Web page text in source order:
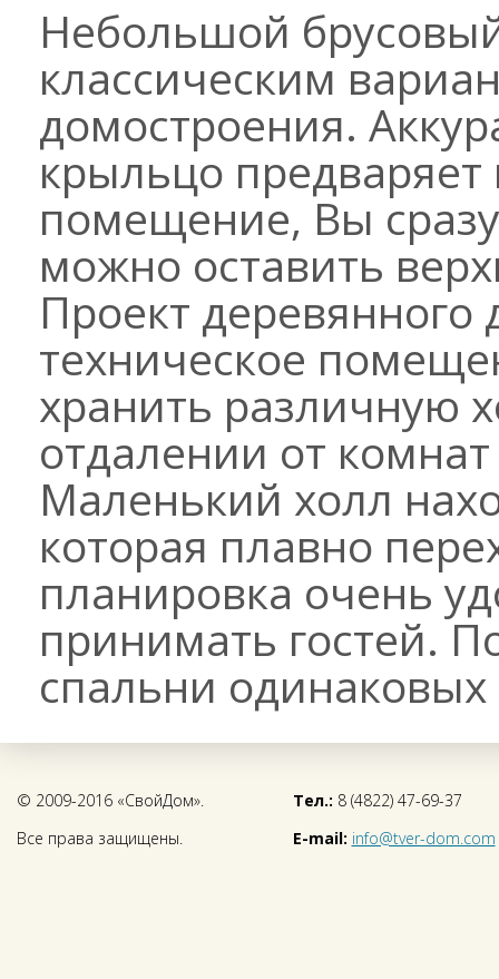
Небольшой
классическим
домостроения.
крыльцо предваряет
помещение, Вы
можно оставить
Проект
техническое
хранить различную
отдалении от
Маленький холл
которая плавно
планировка очень
принимать гостей.
спальни
© 2009-2016 «СвойДом».
Все права защищены.
Тел.: 8 (4822) 47-69-37
E-mail: info@tver-dom.com